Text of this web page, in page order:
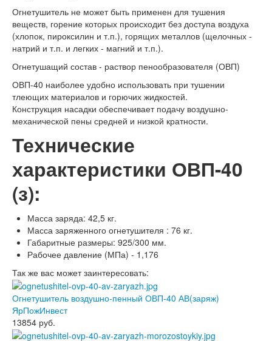
Огнетушитель не может быть применен для тушения
веществ, горение которых происходит без доступа воздуха
(хлопок, пироксилин и т.п.), горящих металлов (щелочных -
натрий и т.п. и легких - магний и т.п.).
Огнетушащий состав - раствор пенообразователя (ОВП)
ОВП-40 наиболее удобно использовать при тушении
тлеющих материалов и горючих жидкостей.
Конструкция насадки обеспечивает подачу воздушно-
механической пены средней и низкой кратности.
Технические
характеристики ОВП-40
(з):
Масса заряда: 42,5 кг.
Масса заряженного огнетушителя : 76 кг.
Габаритные размеры: 925/300 мм.
Рабочее давление (МПа) - 1,176
Так же вас может заинтересовать:
Огнетушитель воздушно-пенный ОВП-40 АВ(заряж)
ЯрПожИнвест
13854 руб.